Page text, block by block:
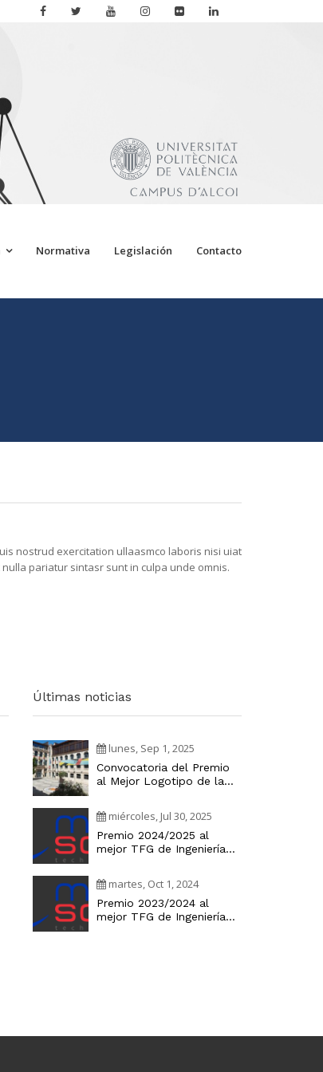
Normativa Legislación Contacto
nostrud exercitation ullaasmco laboris nisi uiat
pariatur sintasr sunt in culpa unde omnis.
Últimas noticias
lunes, Sep 1, 2025
Convocatoria del Premio
al Mejor Logotipo de la
miércoles, Jul 30, 2025
Premio 2024/2025 al
mejor TFG de Ingeniería
martes, Oct 1, 2024
Premio 2023/2024 al
mejor TFG de Ingeniería